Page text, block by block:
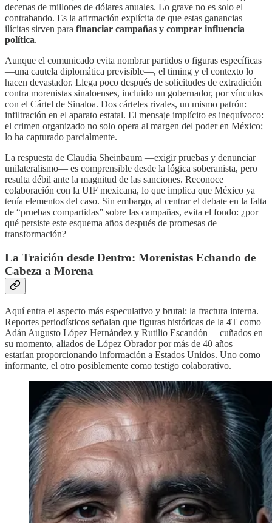
decenas de millones de dólares anuales. Lo grave no es solo el
contrabando. Es la afirmación explícita de que estas ganancias
ilícitas sirven para financiar campañas y comprar influencia
política.
Aunque el comunicado evita nombrar partidos o figuras específicas
—una cautela diplomática previsible—, el timing y el contexto lo
hacen devastador. Llega poco después de solicitudes de extradición
contra morenistas sinaloenses, incluido un gobernador, por vínculos
con el Cártel de Sinaloa. Dos cárteles rivales, un mismo patrón:
infiltración en el aparato estatal. El mensaje implícito es inequívoco:
el crimen organizado no solo opera al margen del poder en México;
lo ha capturado parcialmente.
La respuesta de Claudia Sheinbaum —exigir pruebas y denunciar
unilateralismo— es comprensible desde la lógica soberanista, pero
resulta débil ante la magnitud de las sanciones. Reconoce
colaboración con la UIF mexicana, lo que implica que México ya
tenía elementos del caso. Sin embargo, al centrar el debate en la falta
de “pruebas compartidas” sobre las campañas, evita el fondo: ¿por
qué persiste este esquema años después de promesas de
transformación?
La Traición desde Dentro: Morenistas Echando de
Cabeza a Morena
Aquí entra el aspecto más especulativo y brutal: la fractura interna.
Reportes periodísticos señalan que figuras históricas de la 4T como
Adán Augusto López Hernández y Rutilio Escandón —cuñados en
su momento, aliados de López Obrador por más de 40 años—
estarían proporcionando información a Estados Unidos. Uno como
informante, el otro posiblemente como testigo colaborativo.